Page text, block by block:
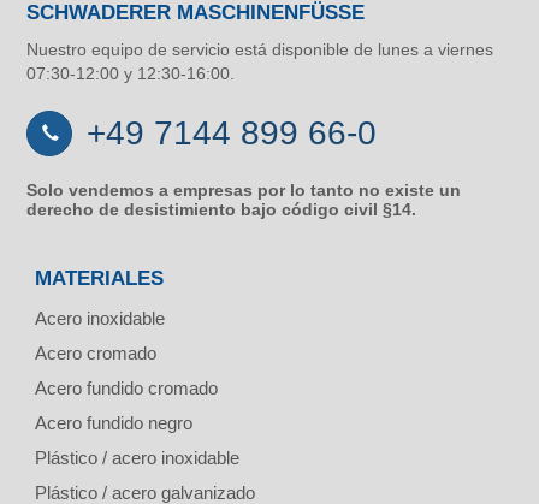
SCHWADERER MASCHINENFÜSSE
Nuestro equipo de servicio está disponible de lunes a viernes
07:30-12:00 y 12:30-16:00.
+49 7144 899 66-0
Solo vendemos a empresas por lo tanto no existe un
derecho de desistimiento bajo código civil §14.
MATERIALES
Acero inoxidable
Acero cromado
Acero fundido cromado
Acero fundido negro
Plástico / acero inoxidable
Plástico / acero galvanizado